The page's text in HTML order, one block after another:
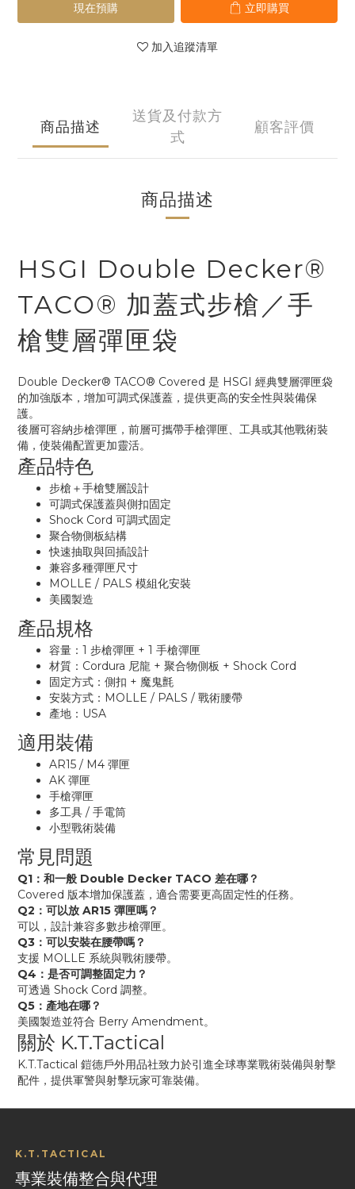
現在預購 立即購買
加入追蹤清單
商品描述
送貨及付款方
式
顧客評價
商品描述
HSGI Double Decker®
TACO® 加蓋式步槍／手
槍雙層彈匣袋
Double Decker® TACO® Covered 是 HSGI 經典雙層彈匣袋
的加強版本，增加可調式保護蓋，提供更高的安全性與裝備保
護。
後層可容納步槍彈匣，前層可攜帶手槍彈匣、工具或其他戰術裝
備，使裝備配置更加靈活。
產品特色
步槍＋手槍雙層設計
可調式保護蓋與側扣固定
Shock Cord 可調式固定
聚合物側板結構
快速抽取與回插設計
兼容多種彈匣尺寸
MOLLE / PALS 模組化安裝
美國製造
產品規格
容量：1 步槍彈匣 + 1 手槍彈匣
材質：Cordura 尼龍 + 聚合物側板 + Shock Cord
固定方式：側扣 + 魔鬼氈
安裝方式：MOLLE / PALS / 戰術腰帶
產地：USA
適用裝備
AR15 / M4 彈匣
AK 彈匣
手槍彈匣
多工具 / 手電筒
小型戰術裝備
常見問題
Q1：和一般 Double Decker TACO 差在哪？
Covered 版本增加保護蓋，適合需要更高固定性的任務。
Q2：可以放 AR15 彈匣嗎？
可以，設計兼容多數步槍彈匣。
Q3：可以安裝在腰帶嗎？
支援 MOLLE 系統與戰術腰帶。
Q4：是否可調整固定力？
可透過 Shock Cord 調整。
Q5：產地在哪？
美國製造並符合 Berry Amendment。
關於 K.T.Tactical
K.T.Tactical 鎧德戶外用品社致力於引進全球專業戰術裝備與射擊
配件，提供軍警與射擊玩家可靠裝備。
K.T.TACTICAL
專業裝備整合與代理